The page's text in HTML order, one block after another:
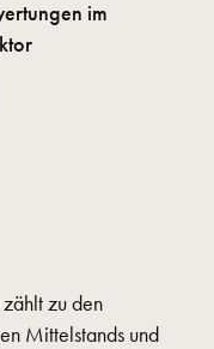
im
zu den
Mittelstands und